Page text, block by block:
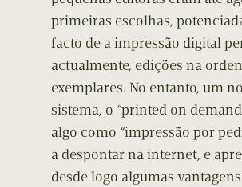
primeiras escolhas,
facto de a impressão digital
actualmente, edições na
exemplares. No entanto, um
sistema, o “printed on
algo como “impressão por
a despontar na internet, e
desde logo algumas